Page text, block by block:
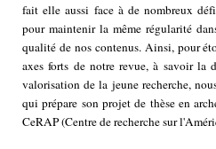
fait elle aussi face à de nombreux
pour maintenir la même régularité
qualité de nos contenus. Ainsi, pour
axes forts de notre revue, à savoir la
valorisation de la jeune recherche,
qui prépare son projet de thèse en
CeRAP (Centre de recherche sur